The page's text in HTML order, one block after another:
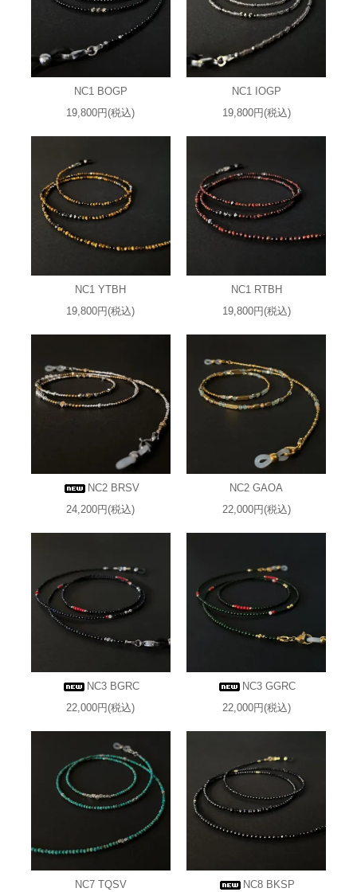
NC1 BOGP
19,800円(税込)
NC1 IOGP
19,800円(税込)
NC1 YTBH
19,800円(税込)
NC1 RTBH
19,800円(税込)
NC2 BRSV
24,200円(税込)
NC2 GAOA
22,000円(税込)
NC3 BGRC
22,000円(税込)
NC3 GGRC
22,000円(税込)
NC7 TQSV
NC8 BKSP